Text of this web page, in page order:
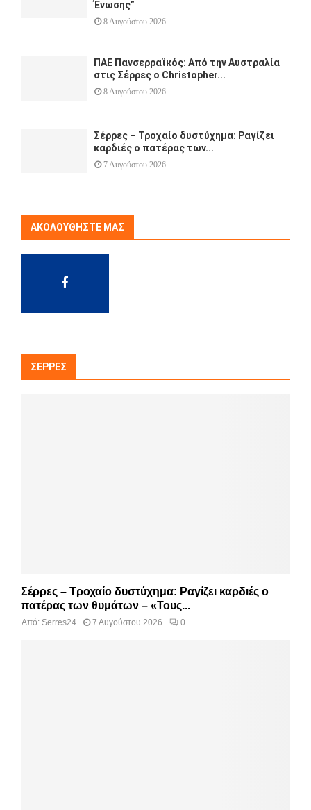
Ένωσης”
8 Αυγούστου 2026
ΠΑΕ Πανσερραϊκός: Από την Αυστραλία
στις Σέρρες ο Christopher...
8 Αυγούστου 2026
Σέρρες – Τροχαίο δυστύχημα: Ραγίζει
καρδιές ο πατέρας των...
7 Αυγούστου 2026
ΑΚΟΛΟΥΘΉΣΤΕ ΜΑΣ
ΣΈΡΡΕΣ
Σέρρες – Τροχαίο δυστύχημα: Ραγίζει καρδιές ο
πατέρας των θυμάτων – «Τους...
Από: Serres24 7 Αυγούστου 2026 0